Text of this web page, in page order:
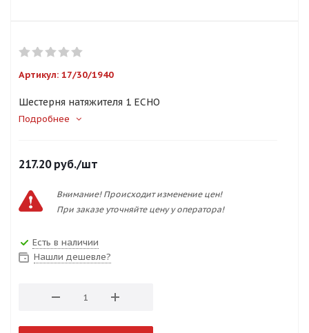
Артикул: 17/30/1940
Шестерня натяжителя 1 ECHO
Подробнее
217.20руб./шт
Внимание! Происходит изменение цен!
При заказе уточняйте цену у оператора!
Есть в наличии
Нашли дешевле?